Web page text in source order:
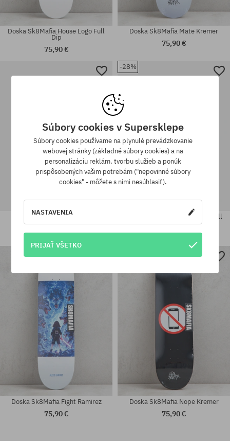
Dostupné veľkosti:
Dostupné veľkosti:
Dostupné veľkosti:
Doska Sk8Mafia House Logo Full
Dip
75,90 €
Dostupné veľkosti:
Doska Sk8Mafia Mate Kremer
75,90 €
Doska Sk8Mafia Yochill
-28%
Doska Sk8Mafia House Logo Full
Dip
72,90 €51,90 €
Doska Sk8Mafia Fight Ramirez
75,90 €
Doska Sk8Mafia Nope Kremer
75,90 €
Súbory cookies v Supersklepe
Súbory cookies používame na plynulé prevádzkovanie
webovej stránky (základné súbory cookies) a na
personalizáciu reklám, tvorbu služieb a ponúk
prispôsobených vašim potrebám ("nepovinné súbory
cookies" - môžete s nimi nesúhlasiť).
NASTAVENIA
PRIJAŤ VŠETKO